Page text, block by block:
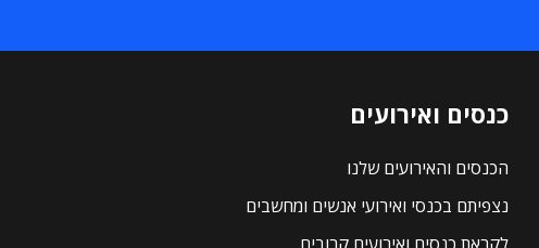
כנסים ואירועים
הכנסים והאירועים שלנו
נצפיתם בכנסי ואירועי אנשים ומחשבים